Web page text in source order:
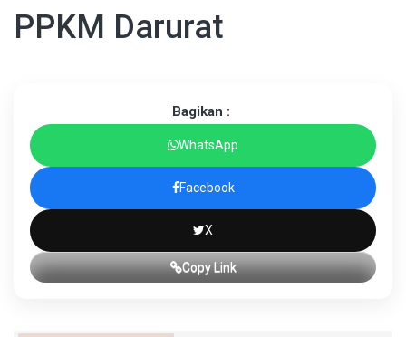
PPKM Darurat
Bagikan :
WhatsApp
Facebook
X
Copy Link